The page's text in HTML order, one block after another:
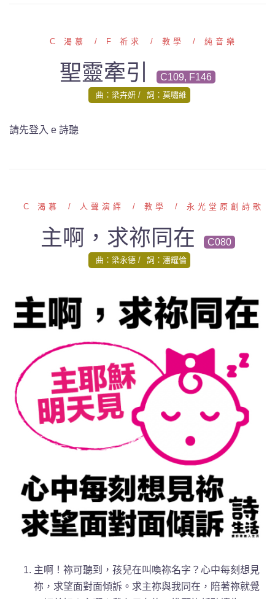
C 渴慕 F 祈求 教學 純音樂
聖靈牽引 C109, F146
曲：梁卉妍 詞：莫嘯維
請先登入 e 詩聽
C 渴慕 人聲演繹 教學 永光堂原創詩歌
主啊，求祢同在 C080
曲：梁永德 詞：潘耀倫
主啊！祢可聽到 ，孩兒在叫喚祢名字？心中每刻想見
祢，求望面對面傾訴。求主祢與我同在，陪著祢就覺